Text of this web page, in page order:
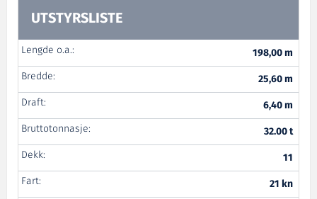
UTSTYRSLISTE
Lengde o.a.:
198,00 m
Bredde:
25,60 m
Draft:
6,40 m
Bruttotonnasje:
32.00 t
Dekk:
11
Fart:
21 kn